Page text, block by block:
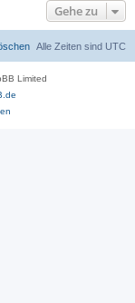
Gehe zu
Alle Zeiten sind UTC
Limited